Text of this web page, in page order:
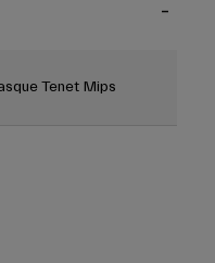
Tenet Mips